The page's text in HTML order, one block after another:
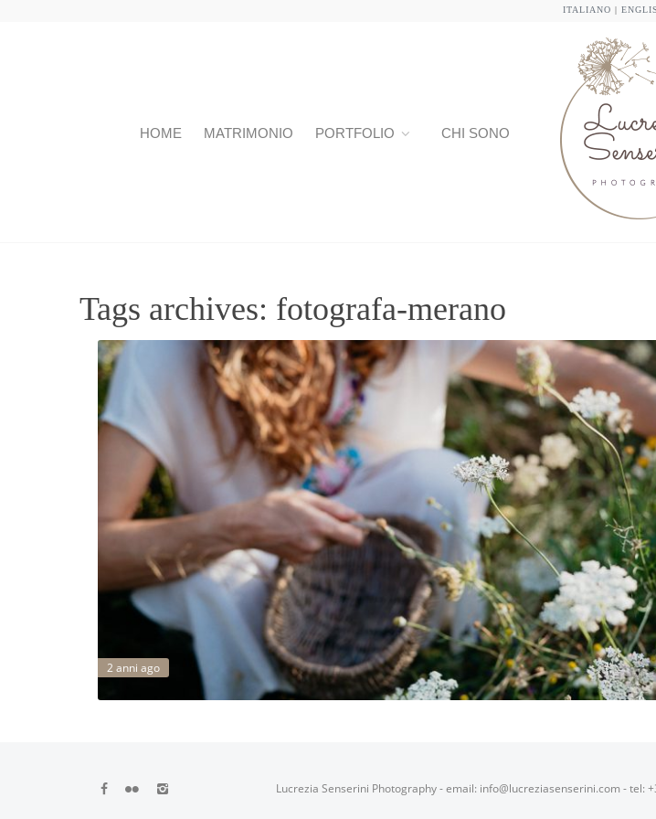
ITALIANO |
HOME MATRIMONIO PORTFOLIO CHI SONO
Tags archives: fotografa-merano
2 anni ago
Lucrezia Senserini Photography - email: info@lucreziasenserini.com - tel: